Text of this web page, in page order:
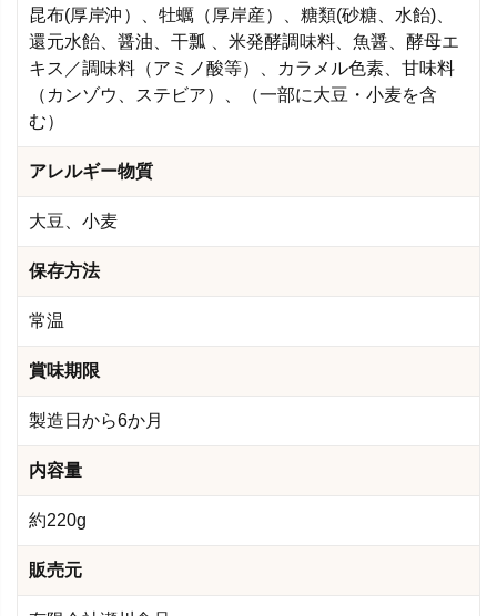
昆布(厚岸沖）、牡蠣（厚岸産）、糖類(砂糖、水飴)、
還元水飴、醤油、干瓢 、米発酵調味料、魚醤、酵母エ
キス／調味料（アミノ酸等）、カラメル色素、甘味料
（カンゾウ、ステビア）、（一部に大豆・小麦を含
む）
アレルギー物質
大豆、小麦
保存方法
常温
賞味期限
製造日から6か月
内容量
約220g
販売元